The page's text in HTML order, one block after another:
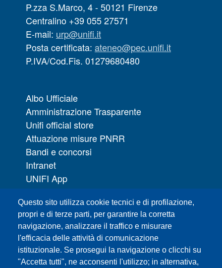
Questo sito utilizza cookie tecnici e di profilazione,
propri e di terze parti, per garantire la corretta
navigazione, analizzare il traffico e misurare
l'efficacia delle attività di comunicazione
istituzionale. Se prosegui la navigazione o clicchi su
"Accetta tutti", ne acconsenti l'utilizzo; in alternativa,
P.zza S.Marco, 4 - 50121 Firenze
Centralino +39 055 27571
E-mail: urp@unifi.it
Posta certificata: ateneo@pec.unifi.it
P.IVA/Cod.Fis. 01279680480
Albo Ufficiale
Amministrazione Trasparente
Unifi official store
Attuazione misure PNRR
Bandi e concorsi
Intranet
UNIFI App
URP | Ufficio Relazioni con il Pubblico
Sedi
Mappa del sito
Webmaster e redazione web